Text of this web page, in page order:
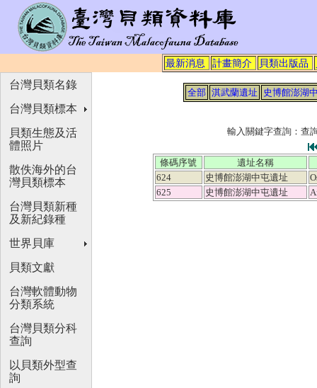
最新消息 計畫簡介 貝類出版品
全部 淇武蘭遺址 史博館澎湖
輸入關鍵字查詢：查
條碼序號
遺址名稱
624
史博館澎湖中屯遺址
625
史博館澎湖中屯遺址
台灣貝類名錄
台灣貝類標本
貝類生態及活
體照片
散佚海外的台
灣貝類標本
台灣貝類新種
及新紀錄種
世界貝庫
貝類文獻
台灣軟體動物
分類系統
台灣貝類分科
查詢
以貝類外型查
詢